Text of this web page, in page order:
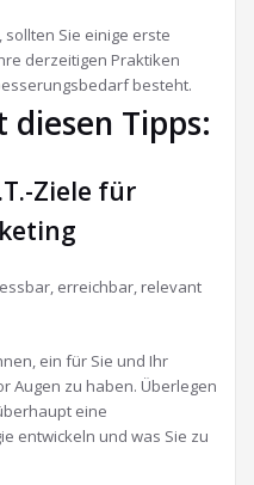
Sie einige erste
derzeitigen Praktiken
besteht.
diesen Tipps:
Ziele für
erreichbar, relevant
ein für Sie und Ihr
Augen zu haben. Überlegen
eine
entwickeln und was Sie zu